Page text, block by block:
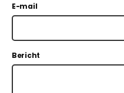
E-mail
Bericht